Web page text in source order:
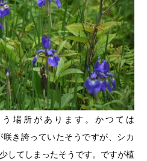
場所があります。かつては
き誇っていたそうですが、シカ
してしまったそうです。ですが植